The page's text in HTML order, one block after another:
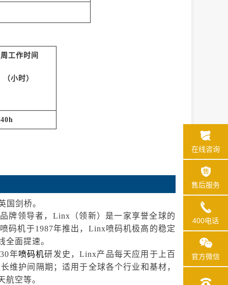
工作时间
小时）
40h
剑桥。
牌领导者，Linx（领新）是一家享誉全球的
码机于1987年推出，Linx喷码机极高的稳定
全面提速。
年喷码机研发史，Linx产品每天应用于上百
维护间隔期；适用于全球各个行业和基材，
航空等。
在线咨询
售后服务
400电话
官方微信